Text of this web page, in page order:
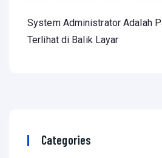
System Administrator Adalah
Terlihat di Balik Layar
Categories